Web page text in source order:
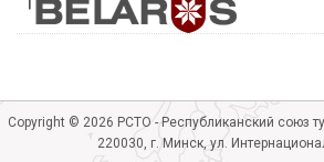
Copyright © 2026 РСТО - Республиканский союз
220030, г. Минск, ул.